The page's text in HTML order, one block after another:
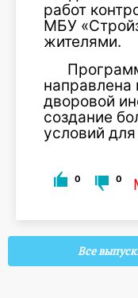
работ
МБУ
жителями.
направлена
дворовой
создание
условий
0 0
Все